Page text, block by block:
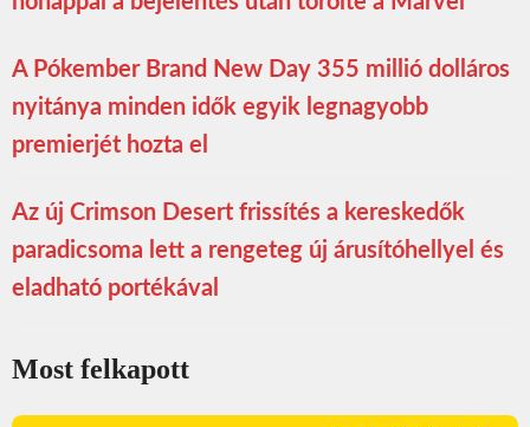
A Pókember Brand New Day 355 millió dolláros
nyitánya minden idők egyik legnagyobb
premierjét hozta el
Az új Crimson Desert frissítés a kereskedők
paradicsoma lett a rengeteg új árusítóhellyel és
eladható portékával
Most felkapott